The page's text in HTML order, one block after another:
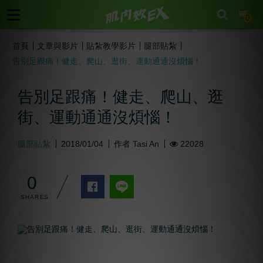
0
首頁 文章與影片 貼紮教學影片
腿部貼紮
告別足跟痛！健走、爬山、逛街、運動通通沒煩惱！
告別足跟痛！健走、爬山、逛
街、運動通通沒煩惱！
腿部貼紮 2018/01/04 作者 Tasi An 22028
0